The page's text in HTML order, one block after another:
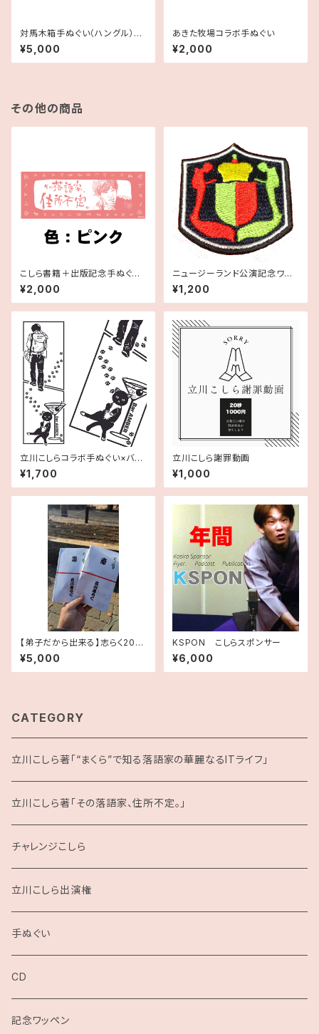
対馬木箱手ぬぐい（ハングル）に
っぽん丸ミニ物産展記念
¥5,000
あきた牧場コラボ手ぬぐい
¥2,000
その他の商品
こしら書籍＋出版記念手ぬぐい
セット
¥2,000
ニュージーランド公演記念ワッ
ペン
¥1,200
立川こしらコラボ手ぬぐい×バー
アンバール
¥1,700
立川こしら謝罪動画
¥1,000
【弟子だから出来る】志らく2025
年手拭い2本セット【思い出の
品】
¥5,000
KSPON こしらスポンサー
¥6,000
CATEGORY
立川こしら著「“まくら”で知る落語家の華麗なるITライフ」
立川こしら著「その落語家、住所不定。」
チャレンジこしら
立川こしら出演権
手ぬぐい
CD
記念ワッペン